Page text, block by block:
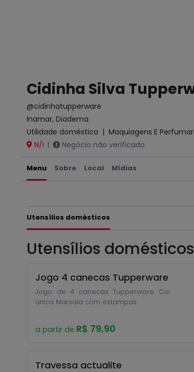
Cidinha Silva
@cidinhatupperware
Inamar, Diadema
Utilidade doméstica | Maquiagens E
N/I | Negócio não verificado
Menu Sobre Local Mídias
Utensílios domésticos
Utensílios domésticos
Jogo 4 canecas Tupperware
Jogo de 4 canecas Tupperware Cor
única Marsala com estampas
a partir de R$ 79,90
Travessa actualite